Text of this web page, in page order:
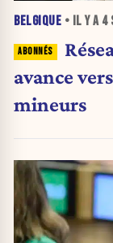
BELGIQUE • IL Y A 4
avance
mineurs